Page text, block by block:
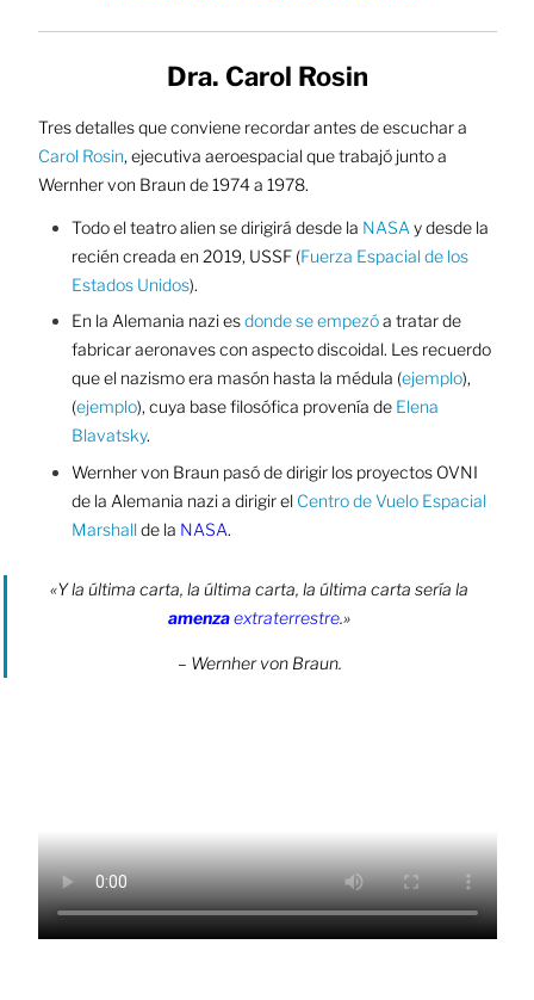
Dra. Carol Rosin
Tres detalles que conviene recordar antes de escuchar a
Carol Rosin, ejecutiva aeroespacial que trabajó junto a
Wernher von Braun de 1974 a 1978.
Todo el teatro alien se dirigirá desde la NASA y desde la
recién creada en 2019, USSF (Fuerza Espacial de los
Estados Unidos).
En la Alemania nazi esdonde se empezóa tratar de
fabricar aeronaves con aspecto discoidal. Les recuerdo
que el nazismo era masón hasta la médula (ejemplo),
(ejemplo), cuya base filosófica provenía de Elena
Blavatsky.
Wernher von Braun pasó de dirigir los proyectos OVNI
de la Alemania nazi a dirigir el Centro de Vuelo Espacial
Marshallde la NASA.
«Y la última carta, la última carta, la última carta sería la
amenzaextraterrestre.»
– Wernher von Braun.